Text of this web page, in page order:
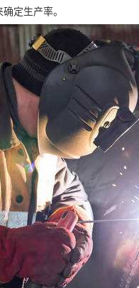
定生产率。